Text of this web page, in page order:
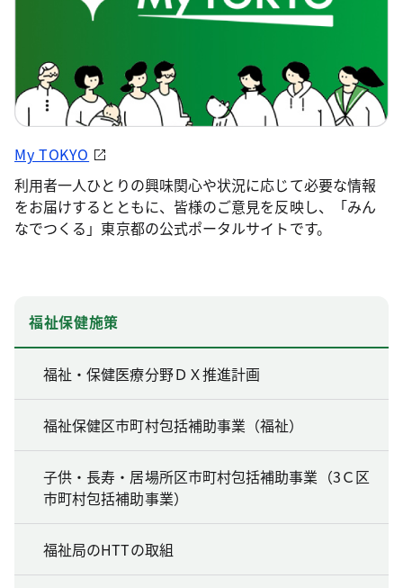
My TOKYO
利用者一人ひとりの興味関心や状況に応じて必要な情報
をお届けするとともに、皆様のご意見を反映し、「みん
なでつくる」東京都の公式ポータルサイトです。
福祉保健施策
福祉・保健医療分野ＤＸ推進計画
福祉保健区市町村包括補助事業（福祉）
子供・長寿・居場所区市町村包括補助事業（3Ｃ区
市町村包括補助事業）
福祉局のHTTの取組